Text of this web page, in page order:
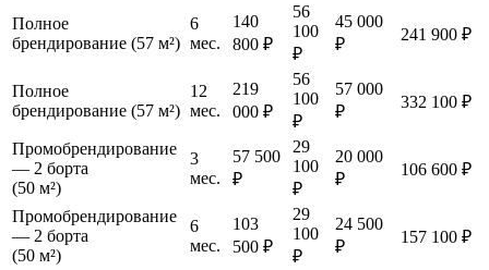
Полное
брендирование (57 м²)
6
мес.
140
800 ₽
56
100
₽
45 000
₽
241 900 ₽
Полное
брендирование (57 м²)
12
мес.
219
000 ₽
56
100
₽
57 000
₽
332 100 ₽
Промобрендирование
— 2 борта
(50 м²)
3
мес.
57 500
₽
29
100
₽
20 000
₽
106 600 ₽
Промобрендирование
— 2 борта
(50 м²)
6
мес.
103
500 ₽
29
100
₽
24 500
₽
157 100 ₽